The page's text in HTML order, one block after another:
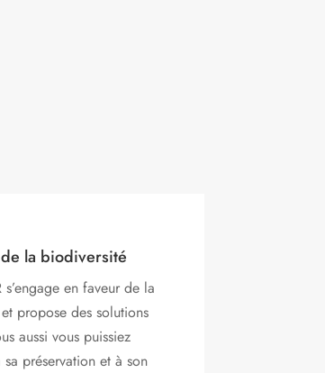
la biodiversité
en faveur de la
propose des solutions
aussi vous puissiez
préservation et à son